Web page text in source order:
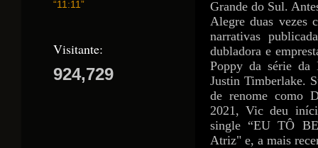
Grande do Sul.
Alegre duas vezes
narrativas
dubladora e
Poppy da série da
Justin Timberlake.
de renome como
2021, Vic deu
single “EU TÔ
Atriz" e, a mais
“11:11”
Visitante:
924,729